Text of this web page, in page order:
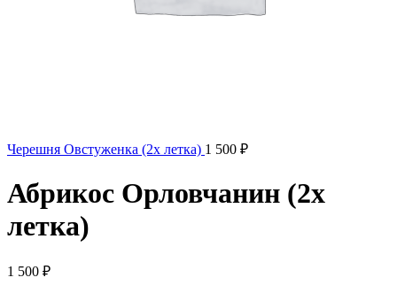
Черешня Овстуженка (2х летка) 1 500 ₽
Абрикос Орловчанин (2х
летка)
1 500 ₽